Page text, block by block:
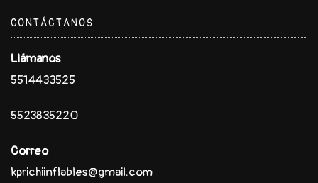
CONTÁCTANOS
Llámanos
5514433525
5523835220
Correo
kprichiinflables@gmail.com